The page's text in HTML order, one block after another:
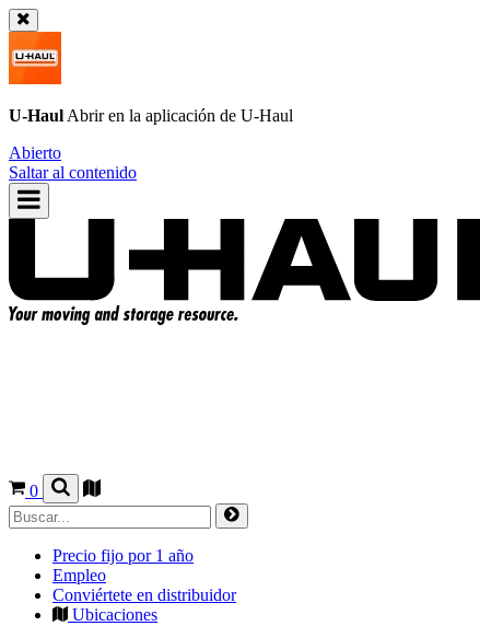
U-Haul Abrir en la aplicación de U-Haul
Abierto
Saltar al contenido
0
Precio fijo por 1 año
Empleo
Conviértete en distribuidor
Ubicaciones